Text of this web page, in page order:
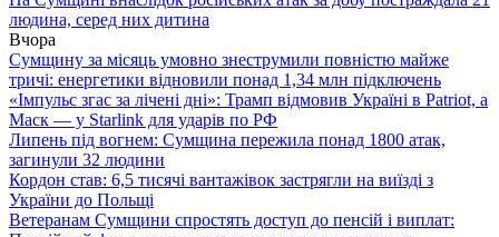
людина, серед них дитина
Вчора
Сумщину за місяць умовно знеструмили повністю майже
тричі: енергетики відновили понад 1,34 млн підключень
«Імпульс згас за лічені дні»: Трамп відмовив Україні в Patriot, а
Маск — у Starlink для ударів по РФ
Липень під вогнем: Сумщина пережила понад 1800 атак,
загинули 32 людини
Кордон став: 6,5 тисячі вантажівок застрягли на виїзді з
України до Польщі
Ветеранам Сумщини спростять доступ до пенсій і виплат: